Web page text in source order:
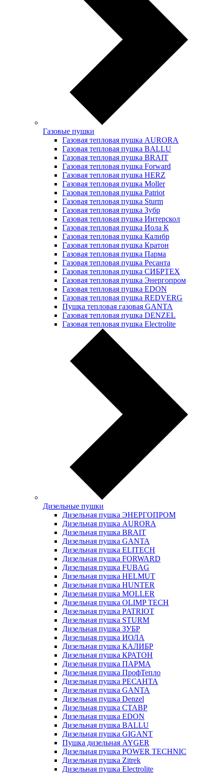
Газовые пушки
Газовая тепловая пушка AURORA
Газовая тепловая пушка BALLU
Газовая тепловая пушка BRAIT
Газовая тепловая пушка Forward
Газовая тепловая пушка HERZ
Газовая тепловая пушка Moller
Газовая тепловая пушка Patriot
Газовая тепловая пушка Sturm
Газовая тепловая пушка Зубр
Газовая тепловая пушка Интерскол
Газовая тепловая пушка Иола К
Газовая тепловая пушка Калибр
Газовая тепловая пушка Кратон
Газовая тепловая пушка Парма
Газовая тепловая пушка Ресанта
Газовая тепловая пушка СИБРТЕХ
Газовая тепловая пушка Энергопром
Газовая тепловая пушка EDON
Газовая тепловая пушка REDVERG
Пушка тепловая газовая GANTA
Газовая тепловая пушка DENZEL
Газовая тепловая пушка Electrolite
Дизельные пушки
Дизельная пушка ЭНЕРГОПРОМ
Дизельная пушка AURORA
Дизельная пушка BRAIT
Дизельная пушка GANTA
Дизельная пушка ELITECH
Дизельная пушка FORWARD
Дизельная пушка FUBAG
Дизельная пушка HELMUT
Дизельная пушка HUNTER
Дизельная пушка MOLLER
Дизельная пушка OLIMP TECH
Дизельная пушка PATRIOT
Дизельная пушка STURM
Дизельная пушка ЗУБР
Дизельная пушка ИОЛА
Дизельная пушка КАЛИБР
Дизельная пушка КРАТОН
Дизельная пушка ПАРМА
Дизельная пушка ПрофТепло
Дизельная пушка РЕСАНТА
Дизельная пушка GANTA
Дизельная пушка Denzel
Дизельная пушка СТАВР
Дизельная пушка EDON
Дизельная пушка BALLU
Дизельная пушка GIGANT
Пушка дизельная AYGER
Дизельная пушка POWER TECHNIC
Дизельная пушка Zitrek
Дизельная пушка Electrolite